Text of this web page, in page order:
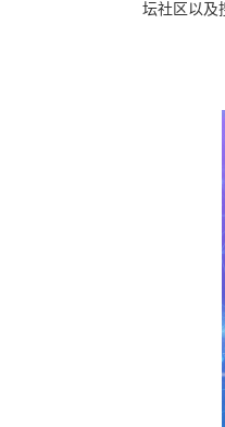
坛社区以及